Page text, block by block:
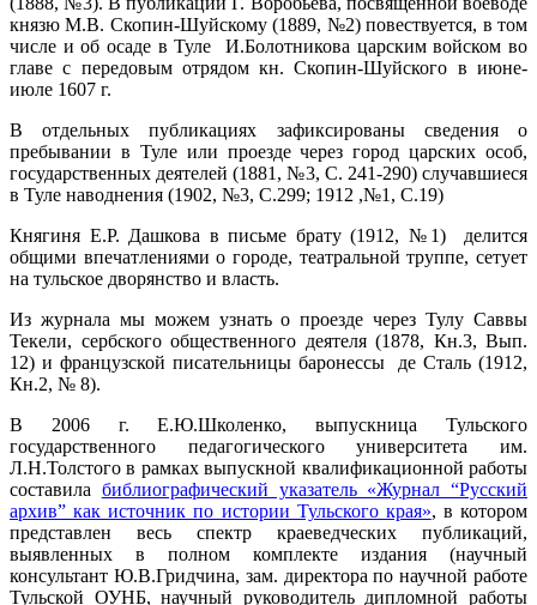
князю М.В. Скопин-Шуйскому (1889, №2) повествуется, в том
числе и об осаде в Туле И.Болотникова царским войском во
главе с передовым отрядом кн. Скопин-Шуйского в июне-
июле 1607 г.
В отдельных публикациях зафиксированы сведения о
пребывании в Туле или проезде через город царских особ,
государственных деятелей (1881, №3, С. 241-290) случавшиеся
в Туле наводнения (1902, №3, С.299; 1912 ,№1, С.19)
Княгиня Е.Р. Дашкова в письме брату (1912, №1) делится
общими впечатлениями о городе, театральной труппе, сетует
на тульское дворянство и власть.
Из журнала мы можем узнать о проезде через Тулу Саввы
Текели, сербского общественного деятеля (1878, Кн.3, Вып.
12) и французской писательницы баронессы де Сталь (1912,
Кн.2, № 8).
В 2006 г. Е.Ю.Школенко, выпускница Тульского
государственного педагогического университета им.
Л.Н.Толстого в рамках выпускной квалификационной работы
составила библиографический указатель «Журнал “Русский
архив” как источник по истории Тульского края», в котором
представлен весь спектр краеведческих публикаций,
выявленных в полном комплекте издания (научный
консультант Ю.В.Гридчина, зам. директора по научной работе
Тульской ОУНБ, научный руководитель дипломной работы